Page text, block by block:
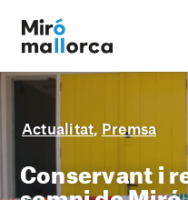
Actualitat, Premsa
Conservant i